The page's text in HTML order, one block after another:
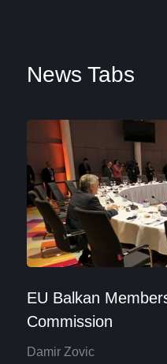
News Tabs
EU Balkan
Commission
Damir Zovic